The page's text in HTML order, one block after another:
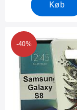
Køb
-40%
tPU Designcover